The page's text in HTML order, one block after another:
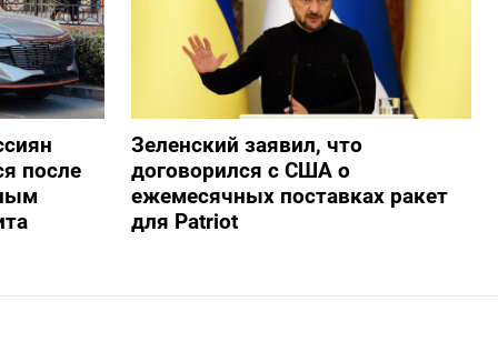
после
Зеленский заявил, что
договорился с США о
ежемесячных поставках ракет
для Patriot